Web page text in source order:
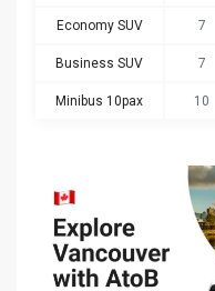
Economy SUV 7
Business SUV 7
Minibus 10pax 10